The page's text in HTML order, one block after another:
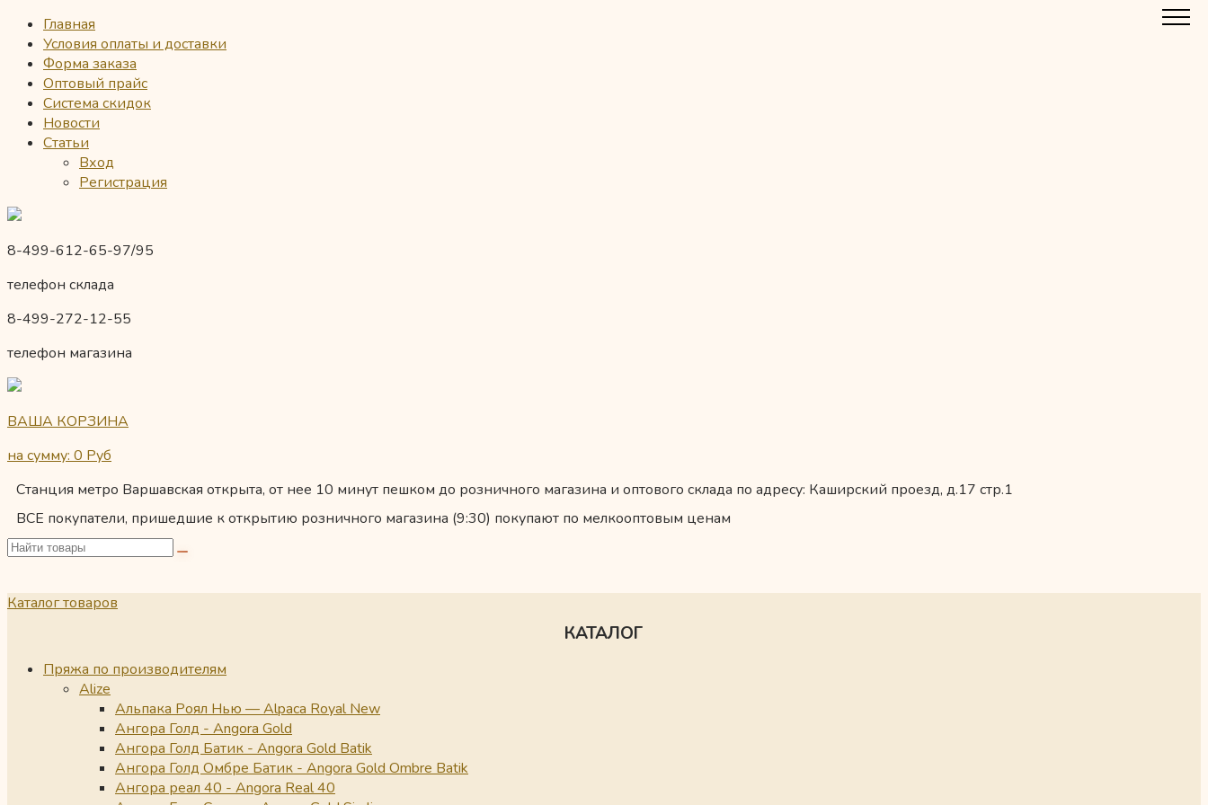
Главная
Условия оплаты и доставки
Форма заказа
Оптовый прайс
Система скидок
Новости
Статьи
Вход
Регистрация
8-499-612-65-97/95
телефон склада
8-499-272-12-55
телефон магазина
ВАША КОРЗИНА
на сумму: 0 Руб
Станция метро Варшавская открыта, от нее 10 минут пешком до розничного магазина и оптового склада по адресу: Каширский проезд, д.17 стр.1
ВСЕ покупатели, пришедшие к открытию розничного магазина (9:30) покупают по мелкооптовым ценам
Каталог товаров
КАТАЛОГ
Пряжа по производителям
Alize
Альпака Роял Нью — Alpaca Royal New
Ангора Голд - Angora Gold
Ангора Голд Батик - Angora Gold Batik
Ангора Голд Омбре Батик - Angora Gold Ombre Batik
Ангора реал 40 - Angora Real 40